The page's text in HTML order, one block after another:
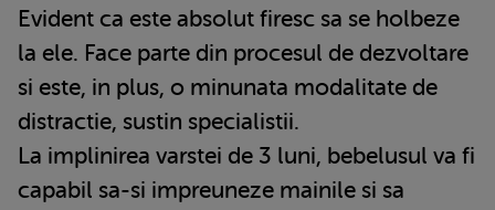
Evident ca este absolut firesc sa se holbeze
la ele. Face parte din procesul de dezvoltare
si este, in plus, o minunata modalitate de
distractie, sustin specialistii.
La implinirea varstei de 3 luni, bebelusul va fi
capabil sa-si impreuneze mainile si sa